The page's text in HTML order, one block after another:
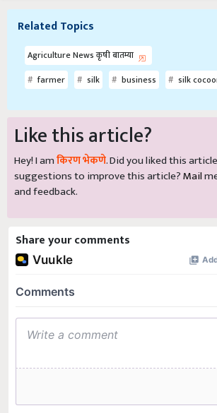
Related Topics
Agriculture News कृषी बातम्या
farmer
silk business silk
Like this article?
Hey! I amकिरण भेकणे. Did you liked this
suggestions to improve this article?Mail
and feedback.
Share your comments